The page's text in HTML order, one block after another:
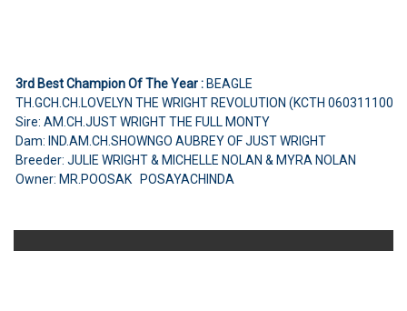
3rd Best Champion Of The Year :BEAGLE
TH.GCH.CH.LOVELYN THE WRIGHT REVOLUTION (KCTH
Sire: AM.CH.JUST WRIGHT THE FULL MONTY
Dam: IND.AM.CH.SHOWNGO AUBREY OF JUST WRIGHT
Breeder: JULIE WRIGHT & MICHELLE NOLAN & MYRA NOLAN
Owner: MR.POOSAK POSAYACHINDA